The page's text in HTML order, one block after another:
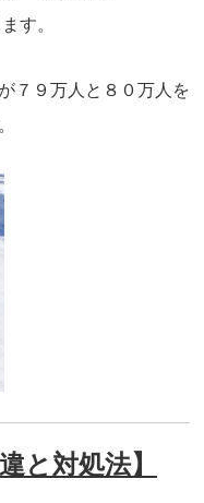
す。
７９万人と８０万人を
と対処法】